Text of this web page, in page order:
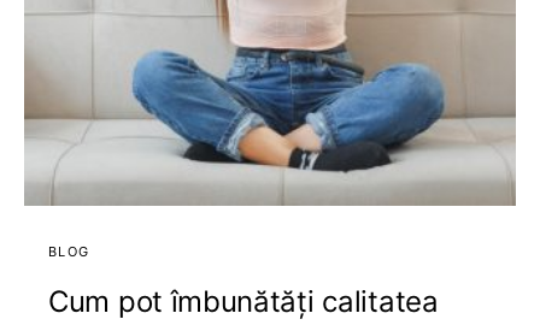
BLOG
Cum pot îmbunătăți calitatea